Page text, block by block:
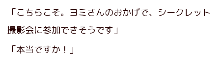
「こちらこそ。ヨミさんのおかげで、シークレット
撮影会に参加できそうです」
「本当ですか！」